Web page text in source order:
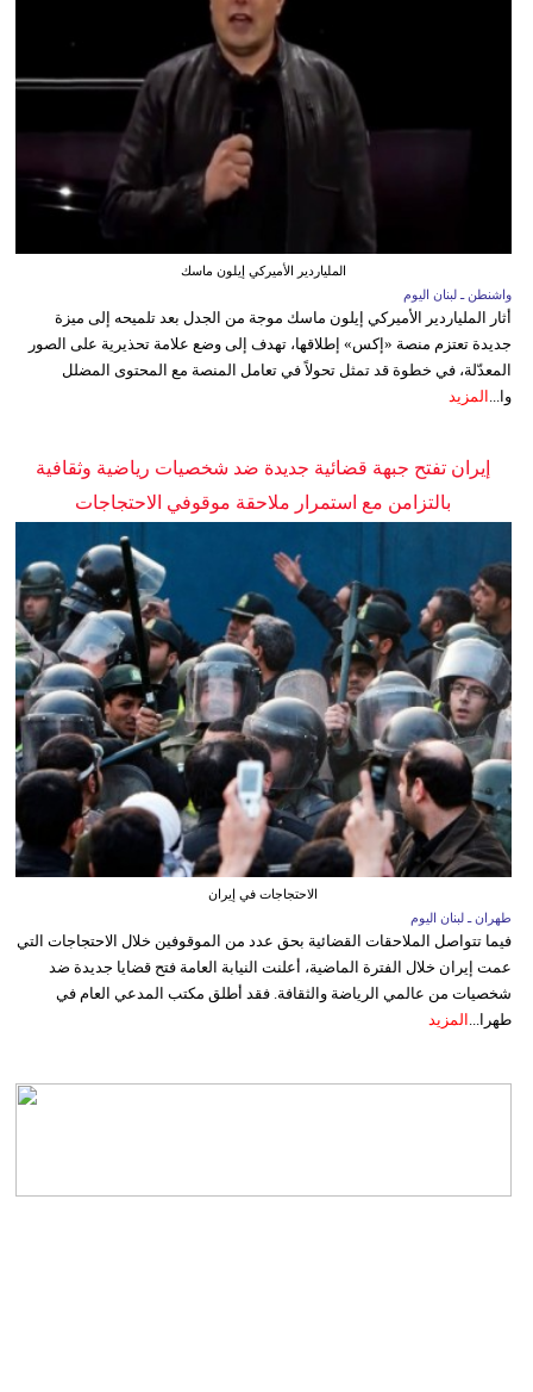
الملياردير الأميركي إيلون ماسك
واشنطن ـ لبنان اليوم
أثار الملياردير الأميركي إيلون ماسك موجة من الجدل بعد تلميحه إلى ميزة
جديدة تعتزم منصة «إكس» إطلاقها، تهدف إلى وضع علامة تحذيرية على الصور
المعدّلة، في خطوة قد تمثل تحولاً في تعامل المنصة مع المحتوى المضلل
وا... المزيد
إيران تفتح جبهة قضائية جديدة ضد شخصيات رياضية وثقافية
بالتزامن مع استمرار ملاحقة موقوفي الاحتجاجات
الاحتجاجات في إيران
طهران ـ لبنان اليوم
فيما تتواصل الملاحقات القضائية بحق عدد من الموقوفين خلال الاحتجاجات التي
عمت إيران خلال الفترة الماضية، أعلنت النيابة العامة فتح قضايا جديدة ضد
شخصيات من عالمي الرياضة والثقافة. فقد أطلق مكتب المدعي العام في
طهرا... المزيد